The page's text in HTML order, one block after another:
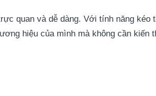
quan và dễ dàng. Với tính năng kéo
hiệu của mình mà không cần kiến